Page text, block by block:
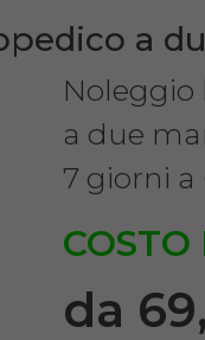
a
Noleggio
a due
7 giorni a
da